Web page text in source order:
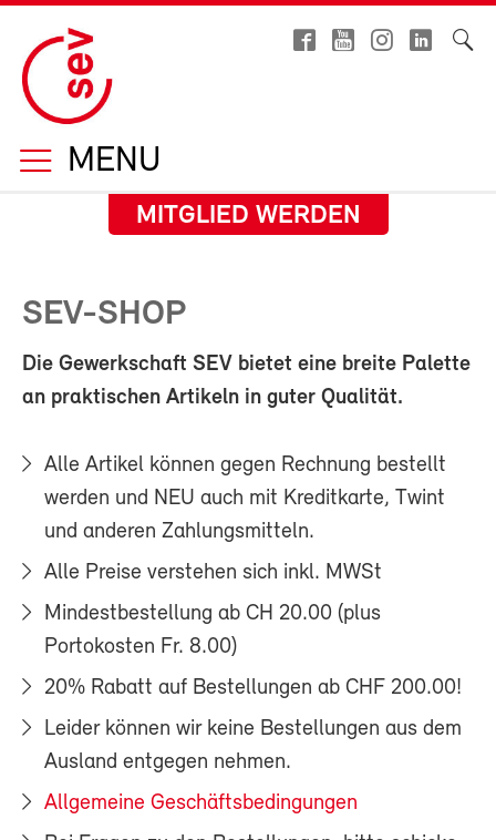
MENU
MITGLIED WERDEN
SEV-SHOP
Die Gewerkschaft SEV bietet eine breite Palette
an praktischen Artikeln in guter Qualität.
Alle Artikel können gegen Rechnung bestellt
werden und NEU auch mit Kreditkarte, Twint
und anderen Zahlungsmitteln.
Alle Preise verstehen sich inkl. MWSt
Mindestbestellung ab CH 20.00 (plus
Portokosten Fr. 8.00)
20% Rabatt auf Bestellungen ab CHF 200.00!
Leider können wir keine Bestellungen aus dem
Ausland entgegen nehmen.
Allgemeine Geschäftsbedingungen